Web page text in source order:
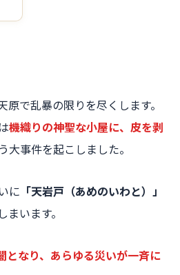
で乱暴の限りを尽くします。
機織りの神聖な小屋に、皮を剥
大事件を起こしました。
に 「天岩戸（あめのいわと）」
います。
となり、あらゆる災いが一斉に